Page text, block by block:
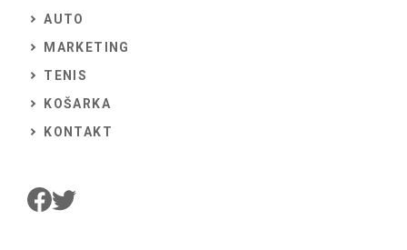
AUTO
MARKETING
TENIS
KOŠARKA
KONTAKT